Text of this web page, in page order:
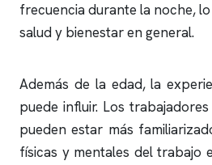
frecuencia durante la noche,
salud y bienestar en general.
Además de la edad, la
puede influir. Los
pueden estar más
físicas y mentales del trabajo